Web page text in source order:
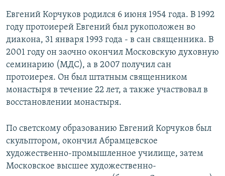
Евгений Корчуков родился 6 июня 1954 года. В 1992
году протоиерей Евгений был рукоположен во
диакона, 31 января 1993 года - в сан священника. В
2001 году он заочно окончил Московскую духовную
семинарию (МДС), а в 2007 получил сан
протоиерея. Он был штатным священником
монастыря в течение 22 лет, а также участвовал в
восстановлении монастыря.
По светскому образованию Евгений Корчуков был
скульптором, окончил Абрамцевское
художественно-промышленное училище, затем
Московское высшее художественно-